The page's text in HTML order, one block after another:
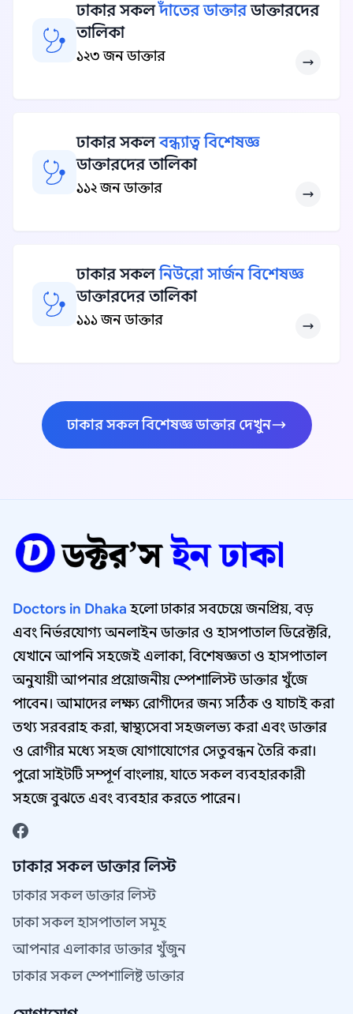
ঢাকার সকলদাঁতের ডাক্তারডাক্তারদের
তালিকা
১২৩ জন ডাক্তার
ঢাকার সকলবন্ধ্যাত্ব বিশেষজ্ঞ
ডাক্তারদের তালিকা
১১২ জন ডাক্তার
ঢাকার সকলনিউরো সার্জন বিশেষজ্ঞ
ডাক্তারদের তালিকা
১১১ জন ডাক্তার
ঢাকার সকল বিশেষজ্ঞ ডাক্তার দেখুন
Doctors in Dhakaহলো ঢাকার সবচেয়ে জনপ্রিয়, বড়
এবং নির্ভরযোগ্য অনলাইন ডাক্তার ও হাসপাতাল ডিরেক্টরি,
যেখানে আপনি সহজেই এলাকা, বিশেষজ্ঞতা ও হাসপাতাল
অনুযায়ী আপনার প্রয়োজনীয় স্পেশালিস্ট ডাক্তার খুঁজে
পাবেন। আমাদের লক্ষ্য রোগীদের জন্য সঠিক ও যাচাই করা
তথ্য সরবরাহ করা, স্বাস্থ্যসেবা সহজলভ্য করা এবং ডাক্তার
ও রোগীর মধ্যে সহজ যোগাযোগের সেতুবন্ধন তৈরি করা।
পুরো সাইটটি সম্পূর্ণ বাংলায়, যাতে সকল ব্যবহারকারী
সহজে বুঝতে এবং ব্যবহার করতে পারেন।
ঢাকার সকল ডাক্তার লিস্ট
ঢাকার সকল ডাক্তার লিস্ট
ঢাকা সকল হাসপাতাল সমূহ
আপনার এলাকার ডাক্তার খুঁজুন
ঢাকার সকল স্পেশালিষ্ট ডাক্তার